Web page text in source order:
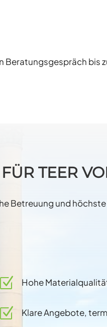
bis
TEER
Betreuung und
Z Hohe
Z Klare Angebote,